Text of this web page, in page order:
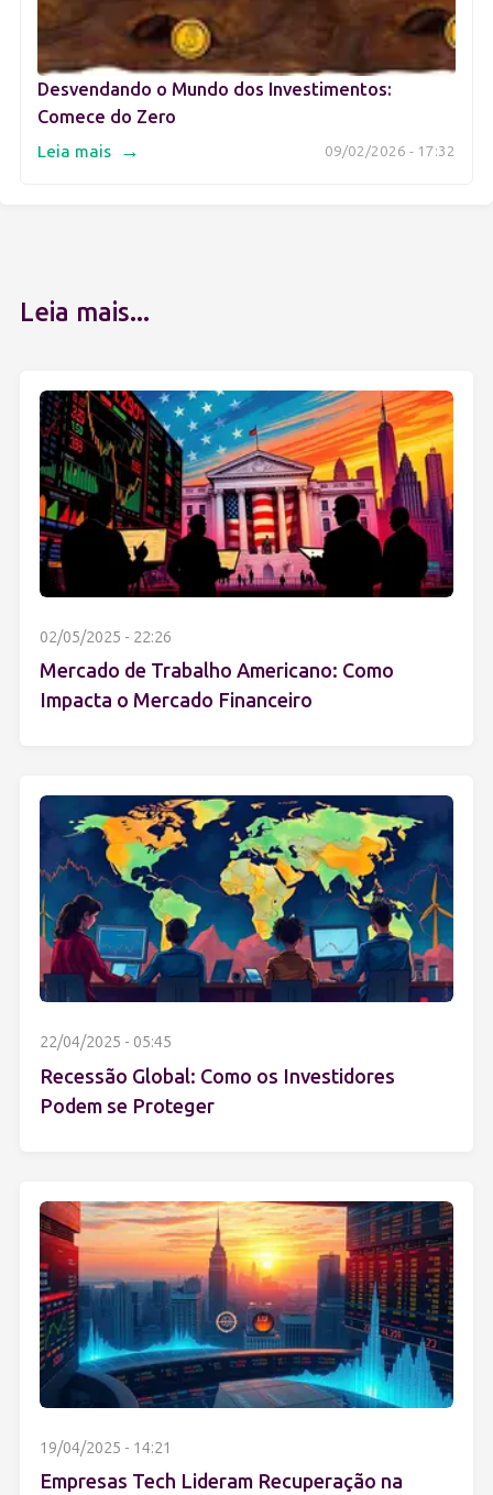
Desvendando o Mundo dos Investimentos:
Comece do Zero
09/02/2026 - 17:32
Leia mais →
Leia mais...
02/05/2025 - 22:26
Mercado de Trabalho Americano: Como
Impacta o Mercado Financeiro
22/04/2025 - 05:45
Recessão Global: Como os Investidores
Podem se Proteger
19/04/2025 - 14:21
Empresas Tech Lideram Recuperação na